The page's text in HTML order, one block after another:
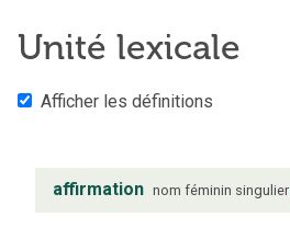
Unité lexicale
Afficher les définitions
affirmation nom féminin singulier